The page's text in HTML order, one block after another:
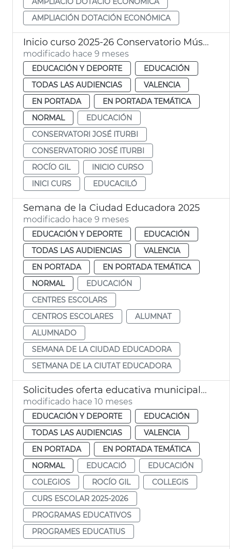
AMPLIACIÓN DOTACIÓN ECONÓMICA
Inicio curso 2025-26 Conservatorio Música Jose Iturbi
modificado hace 9 meses
EDUCACIÓN Y DEPORTE
EDUCACIÓN
TODAS LAS AUDIENCIAS
VALENCIA
EN PORTADA
EN PORTADA TEMÁTICA
NORMAL
EDUCACIÓN
CONSERVATORI JOSÉ ITURBI
CONSERVATORIO JOSÉ ITURBI
ROCÍO GIL
INICIO CURSO
INICI CURS
EDUCACILÓ
Semana de la Ciudad Educadora 2025
modificado hace 9 meses
EDUCACIÓN Y DEPORTE
EDUCACIÓN
TODAS LAS AUDIENCIAS
VALENCIA
EN PORTADA
EN PORTADA TEMÁTICA
NORMAL
EDUCACIÓN
CENTRES ESCOLARS
CENTROS ESCOLARES
ALUMNAT
ALUMNADO
SEMANA DE LA CIUDAD EDUCADORA
SETMANA DE LA CIUTAT EDUCADORA
Solicitudes oferta educativa municipal 2025-26
modificado hace 10 meses
EDUCACIÓN Y DEPORTE
EDUCACIÓN
TODAS LAS AUDIENCIAS
VALENCIA
EN PORTADA
EN PORTADA TEMÁTICA
NORMAL
EDUCACIÓ
EDUCACIÓN
COLEGIOS
ROCÍO GIL
COLLEGIS
CURS ESCOLAR 2025-2026
PROGRAMAS EDUCATIVOS
PROGRAMES EDUCATIUS